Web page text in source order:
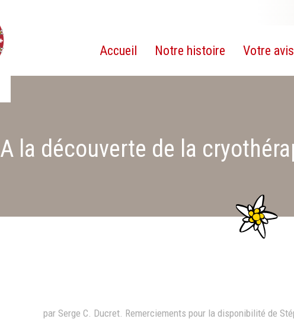
Accueil Notre histoire Votre
A la découverte de la
par Serge C. Ducret. Remerciements pour la disponibilité de